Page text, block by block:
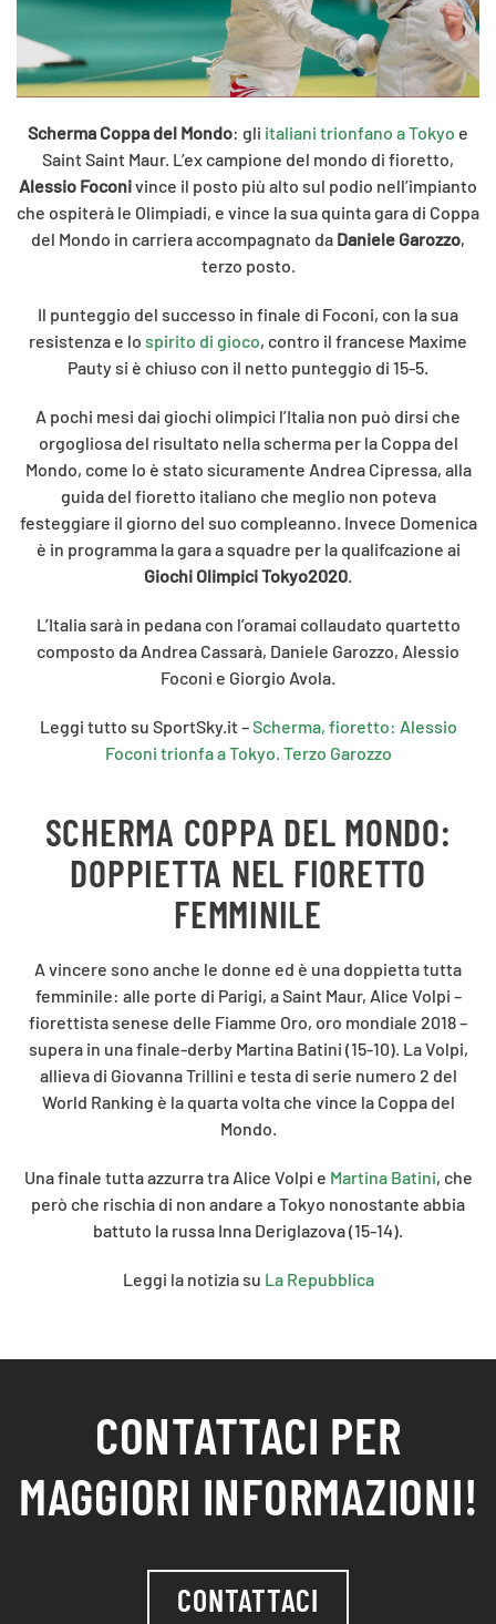
Scherma Coppa del Mondo: gli italiani trionfano a Tokyo e
Saint Saint Maur. L’ex campione del mondo di fioretto,
Alessio Foconivince il posto più alto sul podio nell’impianto
che ospiterà le Olimpiadi, e vince la sua quinta gara di Coppa
del Mondo in carriera accompagnato da Daniele Garozzo,
terzo posto.
Il punteggio del successo in finale di Foconi, con la sua
resistenza e lo spirito di gioco, contro il francese Maxime
Pauty si è chiuso con il netto punteggio di 15-5.
A pochi mesi dai giochi olimpici l’Italia non può dirsi che
orgogliosa del risultato nella scherma per la Coppa del
Mondo, come lo è stato sicuramente Andrea Cipressa, alla
guida del fioretto italiano che meglio non poteva
festeggiare il giorno del suo compleanno. Invece Domenica
è in programma la gara a squadre per la qualifcazione ai
Giochi Olimpici Tokyo2020
L’Italia sarà in pedana con l’oramai collaudato quartetto
composto da Andrea Cassarà, Daniele Garozzo, Alessio
Foconi e Giorgio Avola.
Leggi tutto su SportSky.it –Scherma, fioretto: Alessio
Foconi trionfa a Tokyo. Terzo Garozzo
SCHERMA COPPA DEL MONDO:
DOPPIETTA NEL FIORETTO
FEMMINILE
A vincere sono anche le donne ed è una doppietta tutta
femminile: alle porte di Parigi, a Saint Maur, Alice Volpi –
fiorettista senese delle Fiamme Oro, oro mondiale 2018 –
supera in una finale-derby Martina Batini (15-10). La Volpi,
allieva di Giovanna Trillini e testa di serie numero 2 del
World Ranking è la quarta volta che vince la Coppa del
Mondo.
Una finale tutta azzurra tra Alice Volpi e Martina Batini, che
però che rischia di non andare a Tokyo nonostante abbia
battuto la russa Inna Deriglazova (15-14).
Leggi la notizia su La Repubblica
CONTATTACI PER
MAGGIORI INFORMAZIONI!
CONTATTACI